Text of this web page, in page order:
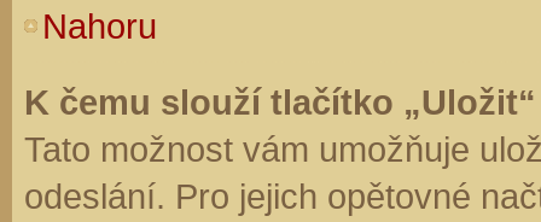
Nahoru
K čemu slouží tlačítko
Tato možnost vám umožňuje
odeslání. Pro jejich opětovné